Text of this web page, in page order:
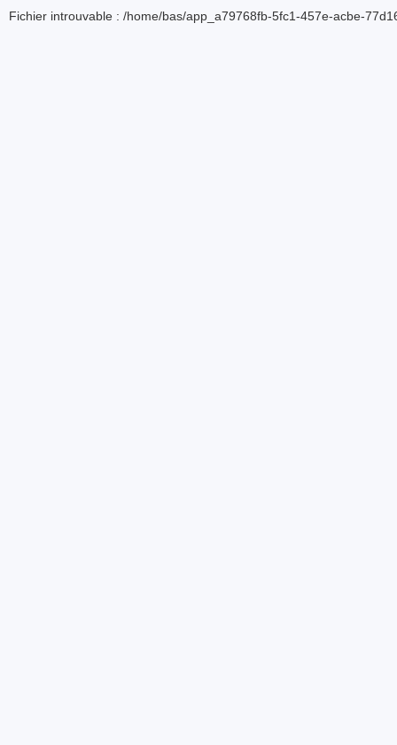
Fichier introuvable : /home/bas/app_a79768fb-5fc1-457e-acbe-